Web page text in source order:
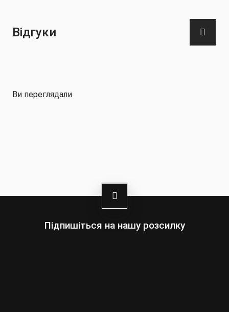
(захист від запотівання)
Відгуки
Ви переглядали
Підпишіться на нашу розсилку